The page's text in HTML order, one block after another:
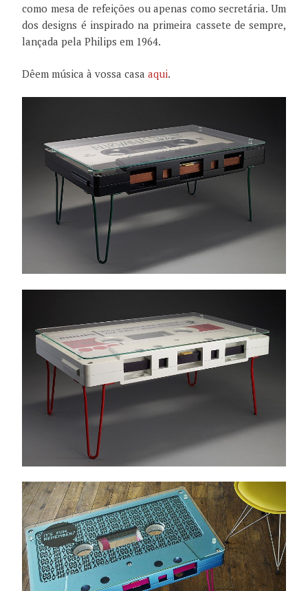
como mesa de refeições ou apenas como secretária. Um
dos designs é inspirado na primeira cassete de sempre,
lançada pela Philips em 1964.
Dêem música à vossa casa aqui.